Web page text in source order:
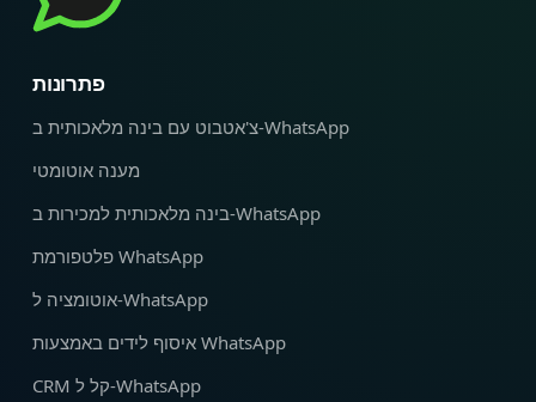
פתרונות
צ'אטבוט עם בינה מלאכותית ב-WhatsApp
מענה אוטומטי
בינה מלאכותית למכירות ב-WhatsApp
פלטפורמת WhatsApp
אוטומציה ל‑WhatsApp
איסוף לידים באמצעות WhatsApp
CRM קל ל‑WhatsApp